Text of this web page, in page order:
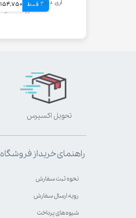
4 قسط 154,750 تومانی
تحویل اکسپرس
راهنمای خرید از فروشگاه
نحوه ثبت سفارش
رویه ارسال سفارش
شیوه‌های پرداخت